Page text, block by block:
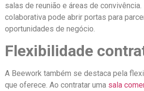
salas de reunião e áreas de
colaborativa pode abrir portas para
oportunidades de negócio.
Flexibilidade
A Beework também se destaca pela
que oferece. Ao contratar uma sala